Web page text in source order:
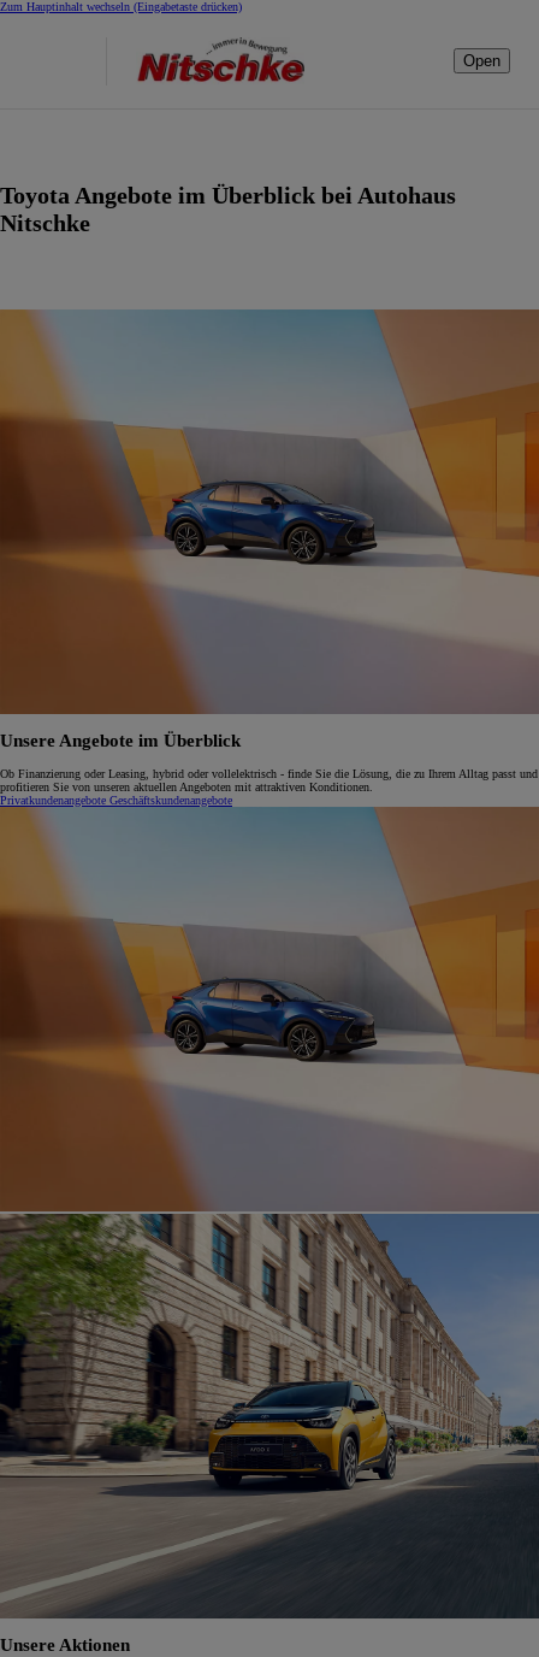
Zum Hauptinhalt wechseln (Eingabetaste drücken)
Open
Toyota Angebote im Überblick bei Autohaus
Nitschke
Unsere Angebote im Überblick
Ob Finanzierung oder Leasing, hybrid oder vollelektrisch - finde Sie die Lösung, die zu Ihrem Alltag passt und
profitieren Sie von unseren aktuellen Angeboten mit attraktiven Konditionen.
Privatkundenangebote Geschäftskundenangebote
Unsere Aktionen